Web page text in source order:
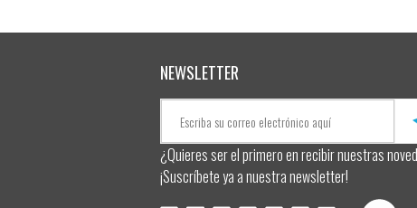
NEWSLETTER
¿Quieres ser el primero en recibir nuestras
¡Suscríbete ya a nuestra newsletter!